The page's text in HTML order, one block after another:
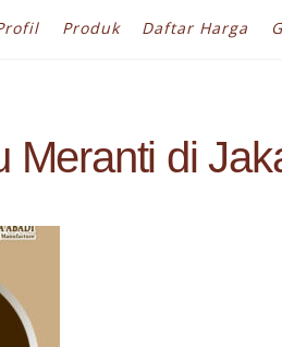
Produk Daftar Harga
Meranti di